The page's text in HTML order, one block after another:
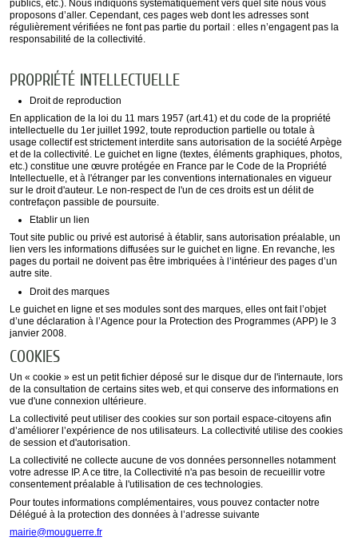
publics, etc.). Nous indiquons systématiquement vers quel site nous vous
proposons d’aller. Cependant, ces pages web dont les adresses sont
régulièrement vérifiées ne font pas partie du portail : elles n’engagent pas la
responsabilité de la collectivité.
PROPRIÉTÉ INTELLECTUELLE
Droit de reproduction
En application de la loi du 11 mars 1957 (art.41) et du code de la propriété
intellectuelle du 1er juillet 1992, toute reproduction partielle ou totale à
usage collectif est strictement interdite sans autorisation de la société Arpège
et de la collectivité. Le guichet en ligne (textes, éléments graphiques, photos,
etc.) constitue une œuvre protégée en France par le Code de la Propriété
Intellectuelle, et à l'étranger par les conventions internationales en vigueur
sur le droit d'auteur. Le non-respect de l'un de ces droits est un délit de
contrefaçon passible de poursuite.
Etablir un lien
Tout site public ou privé est autorisé à établir, sans autorisation préalable, un
lien vers les informations diffusées sur le guichet en ligne. En revanche, les
pages du portail ne doivent pas être imbriquées à l’intérieur des pages d’un
autre site.
Droit des marques
Le guichet en ligne et ses modules sont des marques, elles ont fait l’objet
d’une déclaration à l’Agence pour la Protection des Programmes (APP) le 3
janvier 2008.
COOKIES
Un « cookie » est un petit fichier déposé sur le disque dur de l'internaute, lors
de la consultation de certains sites web, et qui conserve des informations en
vue d'une connexion ultérieure.
La collectivité peut utiliser des cookies sur son portail espace-citoyens afin
d’améliorer l’expérience de nos utilisateurs. La collectivité utilise des cookies
de session et d'autorisation.
La collectivité ne collecte aucune de vos données personnelles notamment
votre adresse IP. A ce titre, la Collectivité n'a pas besoin de recueillir votre
consentement préalable à l'utilisation de ces technologies.
Pour toutes informations complémentaires, vous pouvez contacter notre
Délégué à la protection des données à l’adresse suivante
mairie@mouguerre.fr